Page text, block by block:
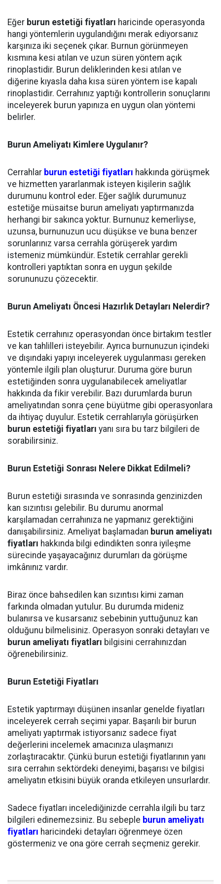
Eğer burun estetiği fiyatları haricinde operasyonda
hangi yöntemlerin uygulandığını merak ediyorsanız
karşınıza iki seçenek çıkar. Burnun görünmeyen
kısmına kesi atılan ve uzun süren yöntem açık
rinoplastidir. Burun deliklerinden kesi atılan ve
diğerine kıyasla daha kısa süren yöntem ise kapalı
rinoplastidir. Cerrahınız yaptığı kontrollerin sonuçlarını
inceleyerek burun yapınıza en uygun olan yöntemi
belirler.
Burun Ameliyatı Kimlere Uygulanır?
Cerrahlar burun estetiği fiyatları hakkında görüşmek
ve hizmetten yararlanmak isteyen kişilerin sağlık
durumunu kontrol eder. Eğer sağlık durumunuz
estetiğe müsaitse burun ameliyatı yaptırmanızda
herhangi bir sakınca yoktur. Burnunuz kemerliyse,
uzunsa, burnunuzun ucu düşükse ve buna benzer
sorunlarınız varsa cerrahla görüşerek yardım
istemeniz mümkündür. Estetik cerrahlar gerekli
kontrolleri yaptıktan sonra en uygun şekilde
sorununuzu çözecektir.
Burun Ameliyatı Öncesi Hazırlık Detayları Nelerdir?
Estetik cerrahınız operasyondan önce birtakım testler
ve kan tahlilleri isteyebilir. Ayrıca burnunuzun içindeki
ve dışındaki yapıyı inceleyerek uygulanması gereken
yöntemle ilgili plan oluşturur. Duruma göre burun
estetiğinden sonra uygulanabilecek ameliyatlar
hakkında da fikir verebilir. Bazı durumlarda burun
ameliyatından sonra çene büyütme gibi operasyonlara
da ihtiyaç duyulur. Estetik cerrahlarıyla görüşürken
burun estetiği fiyatları yanı sıra bu tarz bilgileri de
sorabilirsiniz.
Burun Estetiği Sonrası Nelere Dikkat Edilmeli?
Burun estetiği sırasında ve sonrasında genzinizden
kan sızıntısı gelebilir. Bu durumu anormal
karşılamadan cerrahınıza ne yapmanız gerektiğini
danışabilirsiniz. Ameliyat başlamadan burun ameliyatı
fiyatları hakkında bilgi edindikten sonra iyileşme
sürecinde yaşayacağınız durumları da görüşme
imkânınız vardır.
Biraz önce bahsedilen kan sızıntısı kimi zaman
farkında olmadan yutulur. Bu durumda mideniz
bulanırsa ve kusarsanız sebebinin yuttuğunuz kan
olduğunu bilmelisiniz. Operasyon sonraki detayları ve
burun ameliyatı fiyatları bilgisini cerrahınızdan
öğrenebilirsiniz.
Burun Estetiği Fiyatları
Estetik yaptırmayı düşünen insanlar genelde fiyatları
inceleyerek cerrah seçimi yapar. Başarılı bir burun
ameliyatı yaptırmak istiyorsanız sadece fiyat
değerlerini incelemek amacınıza ulaşmanızı
zorlaştıracaktır. Çünkü burun estetiği fiyatlarının yanı
sıra cerrahın sektördeki deneyimi, başarısı ve bilgisi
ameliyatın etkisini büyük oranda etkileyen unsurlardır.
Sadece fiyatları incelediğinizde cerrahla ilgili bu tarz
bilgileri edinemezsiniz. Bu sebeple burun ameliyatı
fiyatları haricindeki detayları öğrenmeye özen
göstermeniz ve ona göre cerrah seçmeniz gerekir.